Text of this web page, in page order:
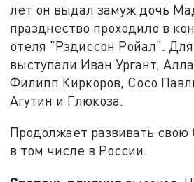
лет он выдал замуж дочь
празднество проходило в
отеля "Рэдиссон Ройал". Для
выступали Иван Ургант,
Филипп Киркоров, Сосо
Агутин и Глюкоза.
Продолжает развивать
в том числе в России.